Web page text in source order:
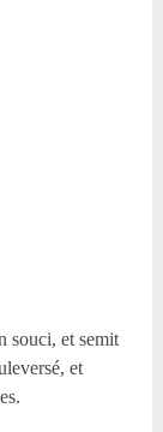
souci, et semit
et